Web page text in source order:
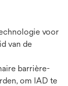
voor
van de
barrière-
om IAD te